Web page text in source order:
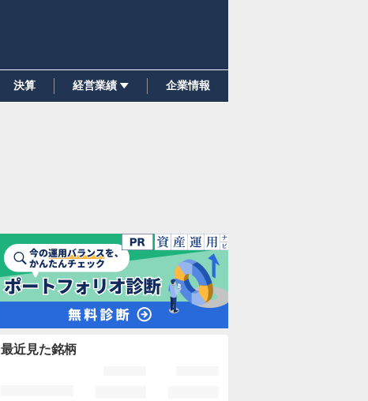
決算 経営業績 企業情報
最近見た銘柄